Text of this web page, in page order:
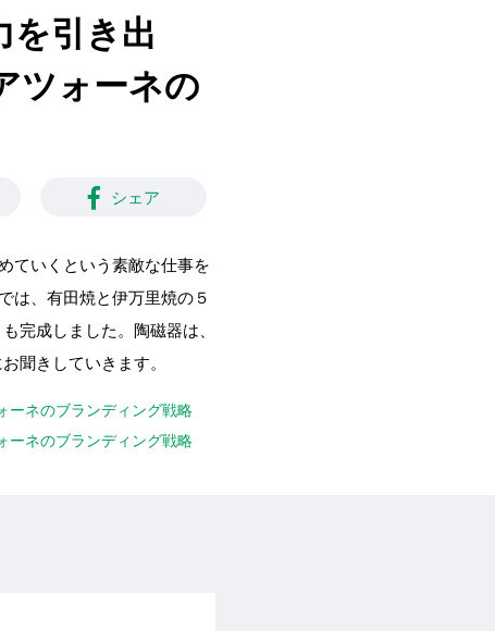
を引き出
ツォーネの
シェア
ていくという素敵な仕事を
は、有田焼と伊万里焼の５
完成しました。陶磁器は、
聞きしていきます。
ーネのブランディング戦略
ーネのブランディング戦略